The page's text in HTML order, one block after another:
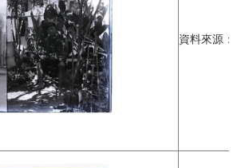
資料來源